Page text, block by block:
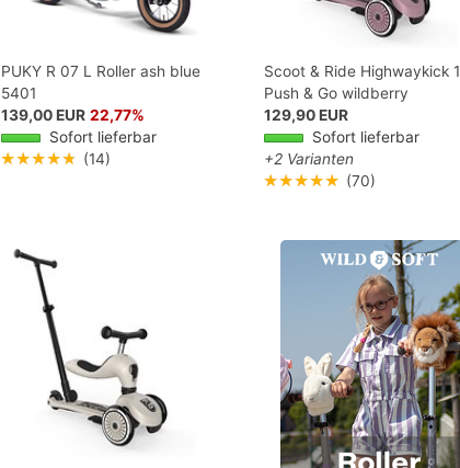
PUKY R 07 L Roller ash blue
5401
139,00 EUR 22,77%
Sofort lieferbar
★★★★★ (14)
Scoot & Ride Highwaykick 1
Push & Go wildberry
129,90 EUR
Sofort lieferbar
+2 Varianten
★★★★★ (70)